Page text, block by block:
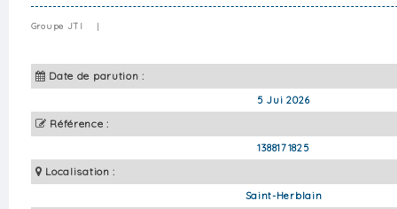
Groupe JTI |
Date de parution :
5 Jui 2026
Référence :
1388171825
Localisation :
Saint-Herblain